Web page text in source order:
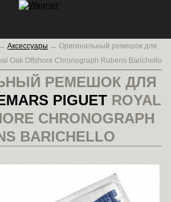
→ Аксессуары → Оригинальный ремешок для
Oak Offshore Chronograph Rubens Barichello
РЕМЕШОК ДЛЯ
PIGUETROYAL
CHRONOGRAPH
BARICHELLO